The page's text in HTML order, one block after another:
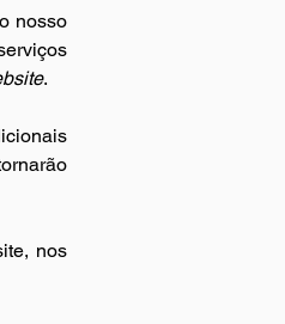
.
nos